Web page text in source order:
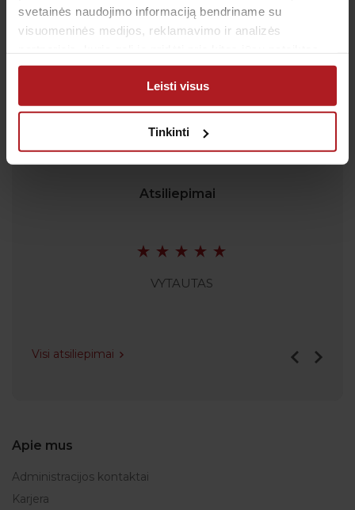
svetainės naudojimo informaciją bendriname su
visuomeninės medijos, reklamavimo ir analizės
arba naudojant paslaugas surinktos informacijos.
Leisti visus
Tinkinti
El. paštas:pagalba@anteja.lt
Darbo laikas:
VI 09:00 – 13:00
VII: Nedirbame
Atsiliepimai
VYTAUTAS
Visi atsiliepimai
Apie mus
Administracijos kontaktai
Karjera